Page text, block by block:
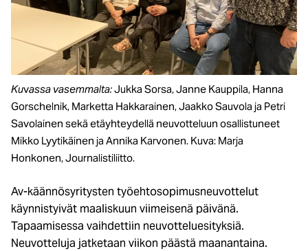
Kuvassa vasemmalta:Jukka Sorsa, Janne Kauppila, Hanna
Gorschelnik, Marketta Hakkarainen, Jaakko Sauvola ja Petri
Savolainen sekä etäyhteydellä neuvotteluun osallistuneet
Mikko Lyytikäinen ja Annika Karvonen. Kuva: Marja
Honkonen, Journalistiliitto.
Av-käännösyritysten työehtosopimusneuvottelut
käynnistyivät maaliskuun viimeisenä päivänä.
Tapaamisessa vaihdettiin neuvotteluesityksiä.
Neuvotteluja jatketaan viikon päästä maanantaina.